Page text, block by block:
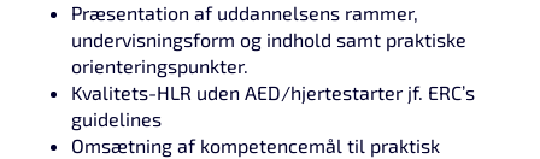
Præsentation af uddannelsens rammer,
undervisningsform og indhold samt praktiske
orienteringspunkter.
Kvalitets-HLR uden AED/hjertestarter jf. ERC’s
guidelines
Omsætning af kompetencemål til praktisk